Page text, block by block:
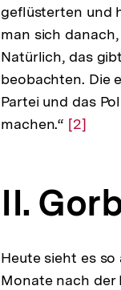
geflüsterten und
man sich
Natürlich, das
beobachten. Die
Partei und das
machen.“ Zur
Fußnote
[2]
II.
Heute sieht es
Monate nach der